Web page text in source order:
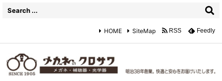
HOME SiteMap RSS Feedly